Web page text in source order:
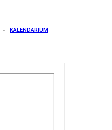
KALENDARIUM